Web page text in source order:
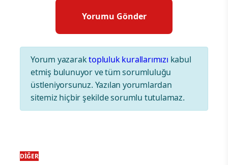
Yorum yazaraktopluluk kurallarımızı kabul
etmiş bulunuyor ve tüm sorumluluğu
üstleniyorsunuz. Yazılan yorumlardan
sitemiz hiçbir şekilde sorumlu tutulamaz.
DIĞER